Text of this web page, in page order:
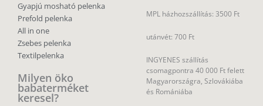
Gyapjú mosható pelenka
Prefold pelenka
All in one
Zsebes pelenka
Textilpelenka
Milyen öko
babaterméket
keresel?
MPL házhozszállítás: 3500 Ft
utánvét: 700 Ft
INGYENES szállítás
csomagpontra 40 000 Ft felett
Magyarországra, Szlovákiába
és Romániába